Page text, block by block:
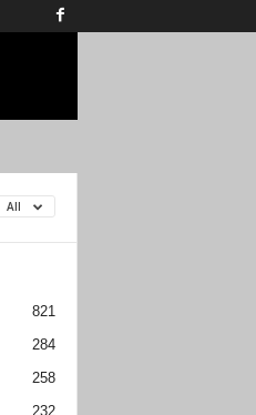
All
821
284
258
232